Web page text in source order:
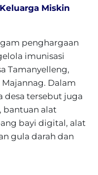
Miskin
penghargaan
imunisasi
Tamanyelleng,
Majannag. Dalam
desa tersebut juga
bantuan alat
bayi digital, alat
gula darah dan